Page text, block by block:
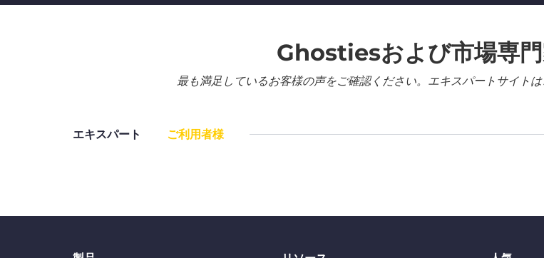
Ghostiesおよび市場専
最も満足しているお客様の声をご確認ください。エキスパートサイト
エキスパート ご利用者様